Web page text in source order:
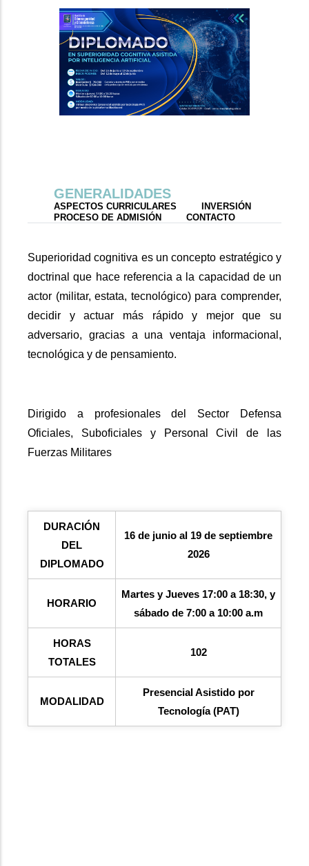
GENERALIDADES
ASPECTOS CURRICULARES
INVERSIÓN
PROCESO DE ADMISIÓN
CONTACTO
Superioridad cognitiva es un concepto estratégico y
doctrinal que hace referencia a la capacidad de un
actor (militar, estata, tecnológico) para comprender,
decidir y actuar más rápido y mejor que su
adversario, gracias a una ventaja informacional,
tecnológica y de pensamiento.
Dirigido a profesionales del Sector Defensa
Oficiales, Suboficiales y Personal Civil de las
Fuerzas Militares
DURACIÓN
DEL
DIPLOMADO
16 de junio al 19 de septiembre
2026
HORARIO
Martes y Jueves 17:00 a 18:30, y
sábado de 7:00 a 10:00 a.m
HORAS
TOTALES
102
MODALIDAD
Presencial Asistido por
Tecnología (PAT)